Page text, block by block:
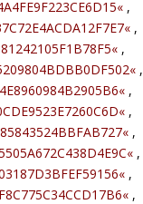
« ,
« ,
« ,
« ,
« ,
« ,
« ,
« ,
« ,
« ,